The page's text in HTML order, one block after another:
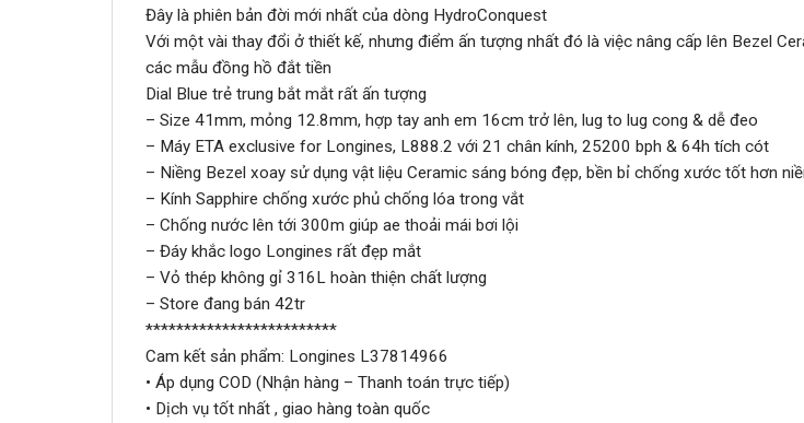
Đây là phiên bản đời mới nhất của dòng HydroConquest
Với một vài thay đổi ở thiết kế, nhưng điểm ấn tượng nhất đó là việc nâng cấp lên Bezel
các mẫu đồng hồ đắt tiền
Dial Blue trẻ trung bắt mắt rất ấn tượng
– Size 41mm, mỏng 12.8mm, hợp tay anh em 16cm trở lên, lug to lug cong & dễ đeo
– Máy ETA exclusive for Longines, L888.2 với 21 chân kính, 25200 bph & 64h tích cót
– Niềng Bezel xoay sử dụng vật liệu Ceramic sáng bóng đẹp, bền bỉ chống xước tốt hơn
– Kính Sapphire chống xước phủ chống lóa trong vắt
– Chống nước lên tới 300m giúp ae thoải mái bơi lội
– Đáy khắc logo Longines rất đẹp mắt
– Vỏ thép không gỉ 316L hoàn thiện chất lượng
– Store đang bán 42tr
*************************
Cam kết sản phẩm: Longines L37814966
• Áp dụng COD (Nhận hàng – Thanh toán trực tiếp)
• Dịch vụ tốt nhất , giao hàng toàn quốc